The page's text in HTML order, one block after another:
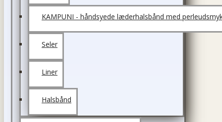
KAMPUNI - håndsyede læderhalsbånd med
Seler
Liner
Halsbånd